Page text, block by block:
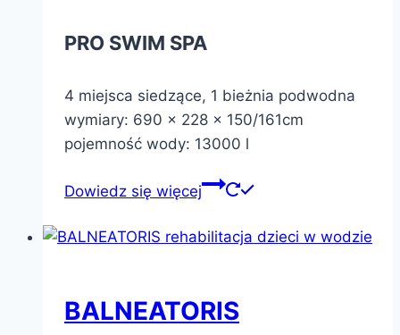
PRO SWIM SPA
4 miejsca siedzące, 1 bieżnia podwodna
wymiary: 690 x 228 x 150/161cm
pojemność wody: 13000 l
Dowiedz się więcej
BALNEATORIS